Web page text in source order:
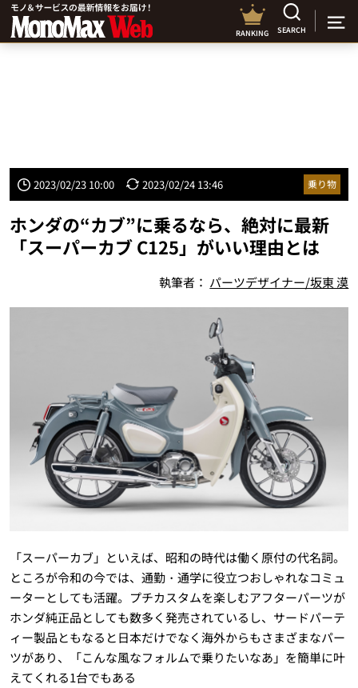
RANKING SEARCH
2023/02/23 10:00 2023/02/24 13:46 乗り物
ホンダの“カブ”に乗るなら、絶対に最新
「スーパーカブ C125」がいい理由とは
執筆者： パーツデザイナー/坂東 漠
「スーパーカブ」といえば、昭和の時代は働く原付の代名詞。
ところが令和の今では、通勤・通学に役立つおしゃれなコミュ
ーターとしても活躍。プチカスタムを楽しむアフターパーツが
ホンダ純正品としても数多く発売されているし、サードパーテ
ィー製品ともなると日本だけでなく海外からもさまざまなパー
ツがあり、「こんな風なフォルムで乗りたいなあ」を簡単に叶
えてくれる1台でもある